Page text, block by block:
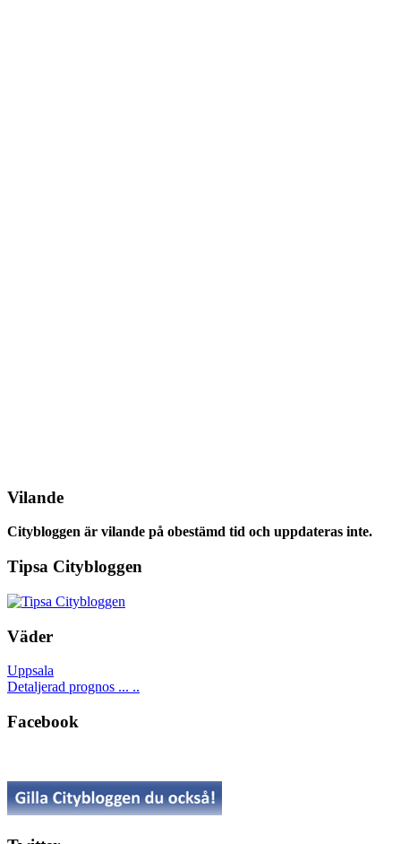
Vilande
Citybloggen är vilande på obestämd tid och uppdateras inte.
Tipsa Citybloggen
Väder
Uppsala
Detaljerad prognos ... ..
Facebook